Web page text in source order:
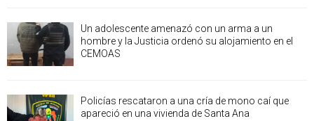
Un adolescente amenazó con un arma a un
hombre y la Justicia ordenó su alojamiento en el
CEMOAS
Policías rescataron a una cría de mono caí que
apareció en una vivienda de Santa Ana